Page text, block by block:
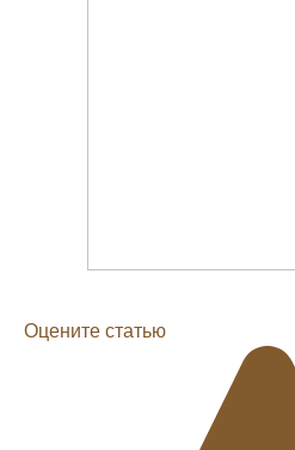
Оцените статью